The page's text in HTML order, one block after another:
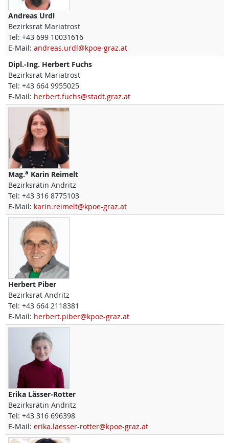
Andreas Urdl
Bezirksrat Mariatrost
Tel: +43 699 10031616
E-Mail: andreas.urdl@kpoe-graz.at
Dipl.-Ing. Herbert Fuchs
Bezirksrat Mariatrost
Tel: +43 664 9955025
E-Mail: herbert.fuchs@stadt.graz.at
Mag.a Karin Reimelt
Bezirksrätin Andritz
Tel: +43 316 8775103
E-Mail: karin.reimelt@kpoe-graz.at
Herbert Piber
Bezirksrat Andritz
Tel: +43 664 2118381
E-Mail: herbert.piber@kpoe-graz.at
Erika Lässer-Rotter
Bezirksrätin Andritz
Tel: +43 316 696398
E-Mail: erika.laesser-rotter@kpoe-graz.at